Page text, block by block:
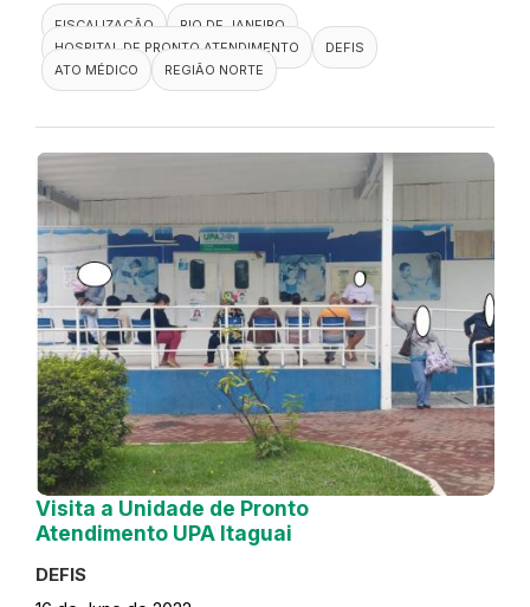
FISCALIZAÇÃO
RIO DE JANEIRO
HOSPITAL DE PRONTO ATENDIMENTO
DEFIS
ATO MÉDICO
REGIÃO NORTE
Visita a Unidade de Pronto
Atendimento UPA Itaguai
DEFIS